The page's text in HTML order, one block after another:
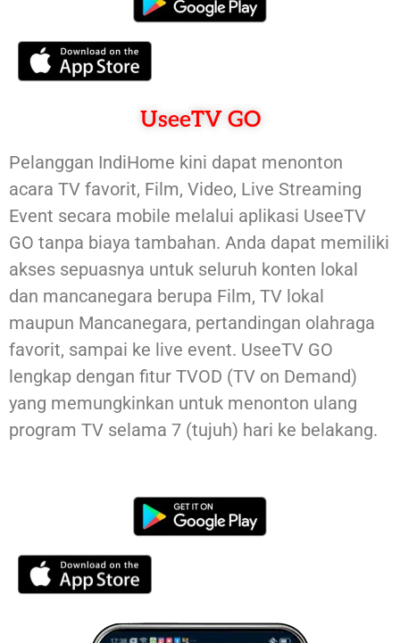
UseeTV GO
Pelanggan IndiHome kini dapat menonton
acara TV favorit, Film, Video, Live Streaming
Event secara mobile melalui aplikasi UseeTV
GO tanpa biaya tambahan. Anda dapat memiliki
akses sepuasnya untuk seluruh konten lokal
dan mancanegara berupa Film, TV lokal
maupun Mancanegara, pertandingan olahraga
favorit, sampai ke live event. UseeTV GO
lengkap dengan fitur TVOD (TV on Demand)
yang memungkinkan untuk menonton ulang
program TV selama 7 (tujuh) hari ke belakang.